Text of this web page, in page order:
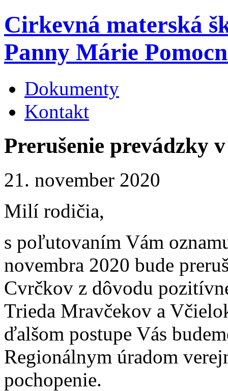
Cirkevná materská
Panny Márie
Dokumenty
Kontakt
Prerušenie prevádzky
21. november 2020
Milí rodičia,
s poľutovaním Vám
novembra 2020 bude
Cvrčkov z dôvodu
Trieda Mravčekov a
ďalšom postupe Vás
Regionálnym úradom
pochopenie.